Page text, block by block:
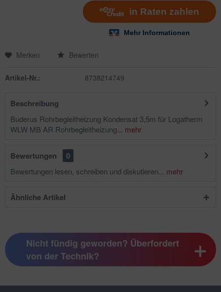
Merken Bewerten
Artikel-Nr.: 8738214749
Beschreibung
Buderus Rohrbegleitheizung Kondensat 3,5m für Logatherm
WLW MB AR Rohrbegleitheizung... mehr
Bewertungen 0
Bewertungen lesen, schreiben und diskutieren... mehr
Ähnliche Artikel
Nicht fündig geworden? Überfordert
von der Technik?